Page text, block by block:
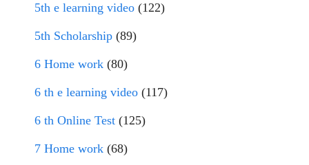
5th e learning video (122)
5th Scholarship (89)
6 Home work (80)
6 th e learning video (117)
6 th Online Test (125)
7 Home work (68)